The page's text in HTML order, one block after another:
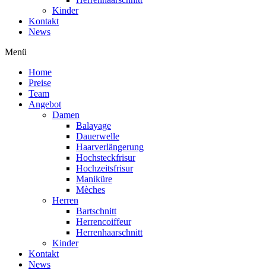
Kinder
Kontakt
News
Menü
Home
Preise
Team
Angebot
Damen
Balayage
Dauerwelle
Haarverlängerung
Hochsteckfrisur
Hochzeitsfrisur
Maniküre
Mèches
Herren
Bartschnitt
Herrencoiffeur
Herrenhaarschnitt
Kinder
Kontakt
News